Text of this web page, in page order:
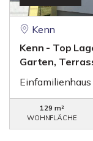
Kenn
Kenn - Top
Garten,
Einfamilienhaus
129 m²
WOHNFLÄCHE